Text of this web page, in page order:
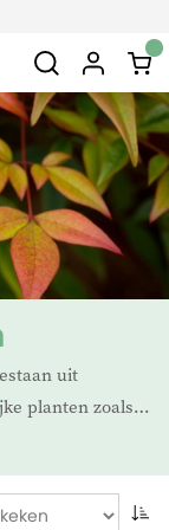
uit
planten zoals
soorten zijn
anderen
Ze blijven vaak